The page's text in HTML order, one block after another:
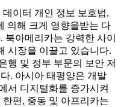
이터 개인 정보 보호법,
의해 크게 영향을받는 다
아메리카는 강력한 사이
시장을 이끌고 있습니다.
행 및 정부 부문의 보안 저
. 아시아 태평양은 개발
서 디지털화를 증가시켜
편, 중동 및 아프리카는